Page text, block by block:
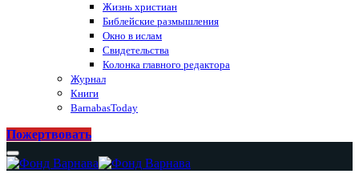
Жизнь христиан
Библейские размышления
Окно в ислам
Свидетельства
Колонка главного редактора
Журнал
Книги
BarnabasToday
Пожертвовать